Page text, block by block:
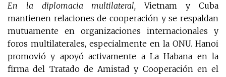
En la diplomacia multilateral, Vietnam y Cuba
mantienen relaciones de cooperación y se respaldan
mutuamente en organizaciones internacionales y
foros multilaterales, especialmente en la ONU. Hanoi
promovió y apoyó activamente a La Habana en la
firma del Tratado de Amistad y Cooperación en el